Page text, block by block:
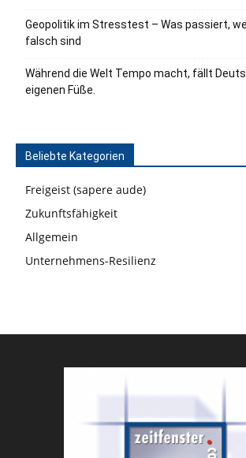
Geopolitik im Stresstest – Was passiert,
falsch sind
Während die Welt Tempo macht, fällt
eigenen Füße.
Beliebte Kategorien
Freigeist (sapere aude)
Zukunftsfähigkeit
Allgemein
Unternehmens-Resilienz